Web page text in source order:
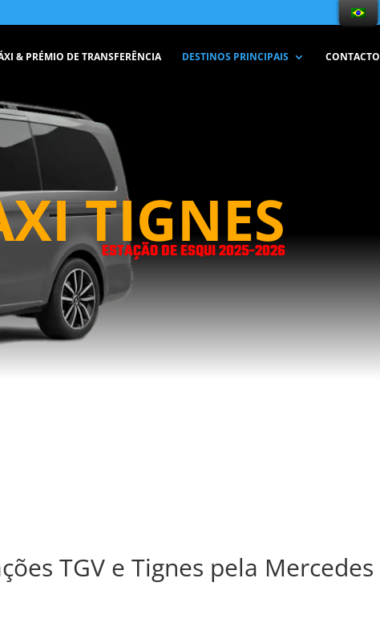
& PRÉMIO DE TRANSFERÊNCIA DESTINOS PRINCIPAIS CONTACTO
TIGNES
ESTAÇÃO DE ESQUI 2025-2026
TGV e Tignes pela Mercedes